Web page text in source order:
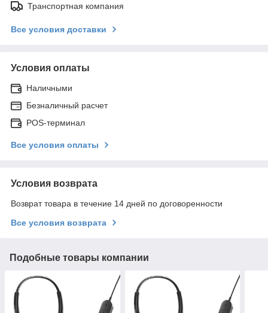
Транспортная компания
Все условия доставки
Условия оплаты
Наличными
Безналичный расчет
POS-терминал
Все условия оплаты
Условия возврата
Возврат товара в течение 14 дней по договоренности
Все условия возврата
Подобные товары компании